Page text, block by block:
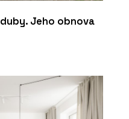
Jeho obnova